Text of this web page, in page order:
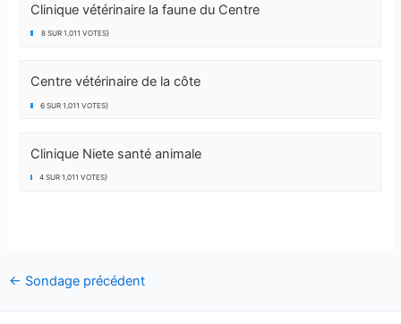
Clinique vétérinaire la faune du Centre
8 SUR 1,011 VOTES}
Centre vétérinaire de la côte
6 SUR 1,011 VOTES}
Clinique Niete santé animale
4 SUR 1,011 VOTES}
← Sondage précédent